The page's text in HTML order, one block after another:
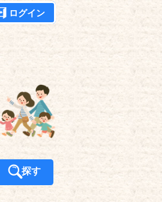
ログイン
探す